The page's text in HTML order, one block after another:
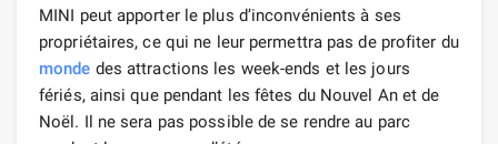
MINI peut apporter le plus d’inconvénients à ses
propriétaires, ce qui ne leur permettra pas de profiter du
monde des attractions les week-ends et les jours
fériés, ainsi que pendant les fêtes du Nouvel An et de
Noël. Il ne sera pas possible de se rendre au parc